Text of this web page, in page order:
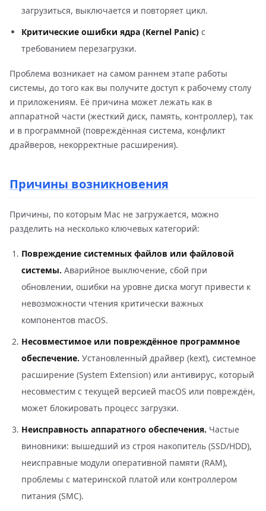
загрузиться, выключается и повторяет цикл.
Критические ошибки ядра (Kernel Panic) с
требованием перезагрузки.
Проблема возникает на самом раннем этапе работы
системы, до того как вы получите доступ к рабочему столу
и приложениям. Её причина может лежать как в
аппаратной части (жесткий диск, память, контроллер), так
и в программной (повреждённая система, конфликт
драйверов, некорректные расширения).
Причины возникновения
Причины, по которым Mac не загружается, можно
разделить на несколько ключевых категорий:
Повреждение системных файлов или файловой
системы. Аварийное выключение, сбой при
обновлении, ошибки на уровне диска могут привести к
невозможности чтения критически важных
компонентов macOS.
Несовместимое или повреждённое программное
обеспечение. Установленный драйвер (kext), системное
расширение (System Extension) или антивирус, который
несовместим с текущей версией macOS или повреждён,
может блокировать процесс загрузки.
Неисправность аппаратного обеспечения. Частые
виновники: вышедший из строя накопитель (SSD/HDD),
неисправные модули оперативной памяти (RAM),
проблемы с материнской платой или контроллером
питания (SMC).